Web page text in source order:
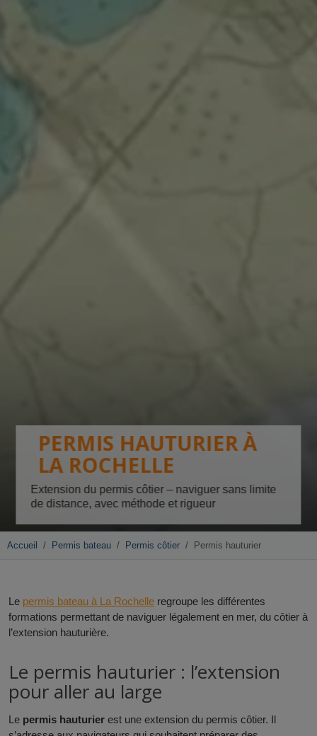
PERMIS HAUTURIER À
LA ROCHELLE
Extension du permis côtier – naviguer sans limite
de distance, avec méthode et rigueur
Accueil Permis bateau Permis côtier Permis hauturier
Le permis bateau à La Rochelle regroupe les différentes
formations permettant de naviguer légalement en mer, du côtier à
l’extension hauturière.
Le permis hauturier : l’extension
pour aller au large
Le permis hauturier est une extension du permis côtier. Il